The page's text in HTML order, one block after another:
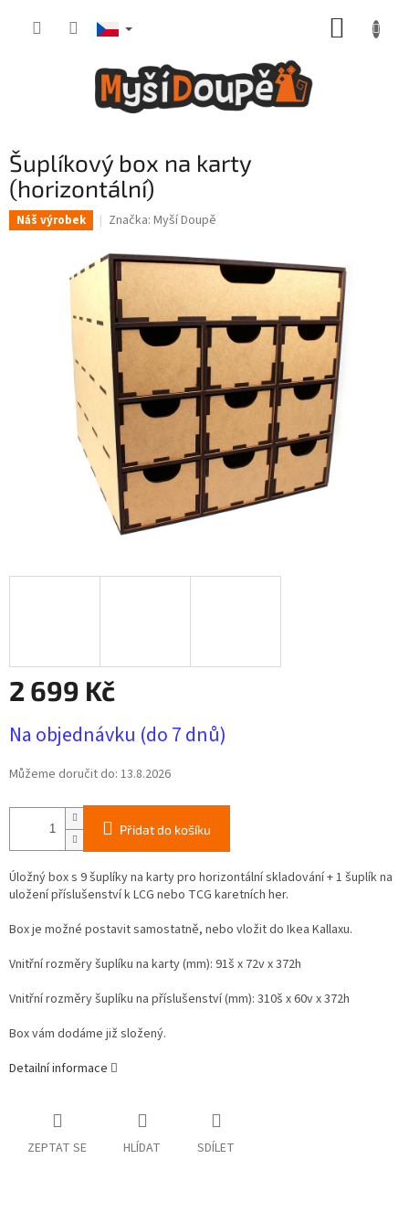
Šuplíkový box na karty
(horizontální)
Náš výrobek Značka: Myší Doupě
2 699 Kč
cena:
Na objednávku (do 7 dnů)
Můžeme doručit do: 13.8.2026
Přidat do košíku
Úložný box s 9 šuplíky na karty pro horizontální skladování + 1 šuplík na
uložení příslušenství k LCG nebo TCG karetních her.
Box je možné postavit samostatně, nebo vložit do Ikea Kallaxu.
Vnitřní rozměry šuplíku na karty (mm): 91š x 72v x 372h
Vnitřní rozměry šuplíku na příslušenství (mm): 310š x 60v x 372h
Box vám dodáme již složený.
Detailní informace
ZEPTAT SE HLÍDAT SDÍLET